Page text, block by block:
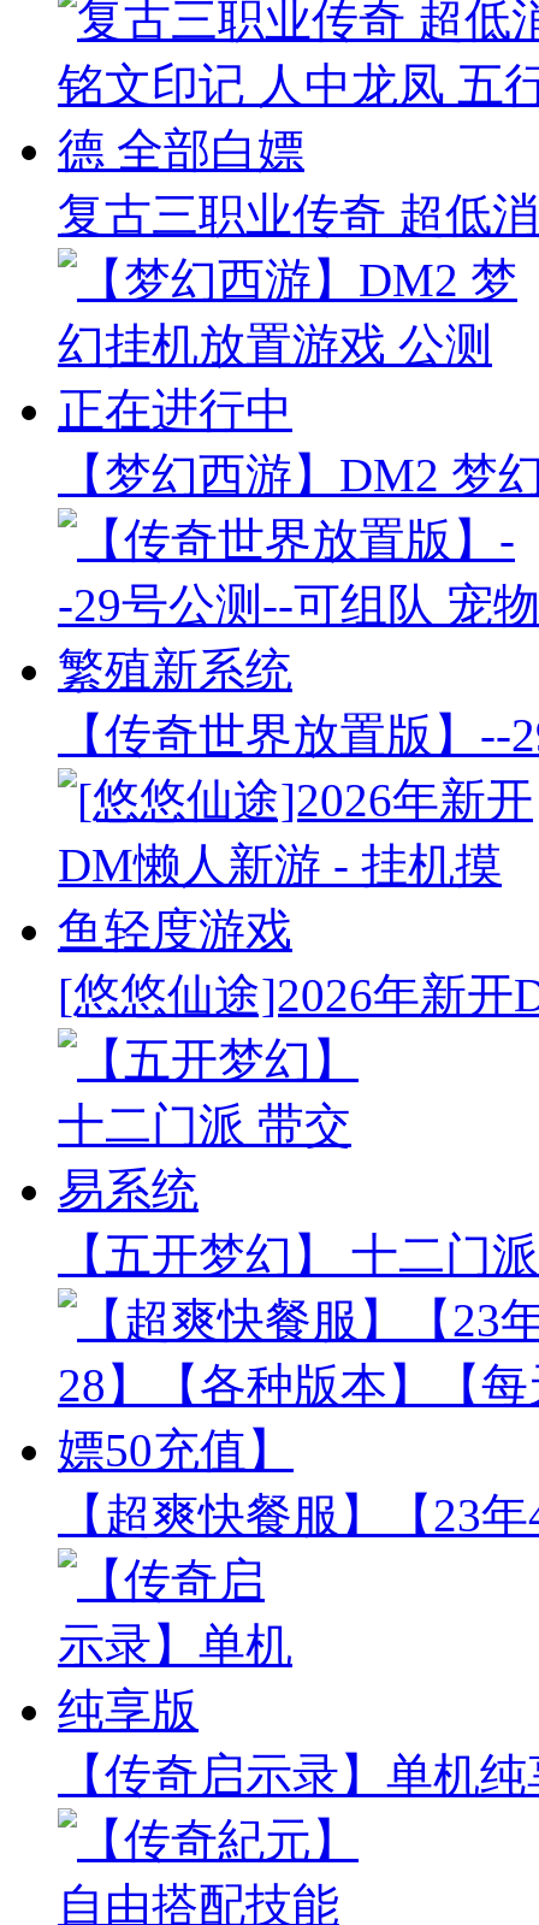
复古三职业传奇 超低
【梦幻西游】DM2 梦
【传奇世界放置版】
[悠悠仙途]2026年新开
【五开梦幻】 十二门
【超爽快餐服】【23
【传奇启示录】单机